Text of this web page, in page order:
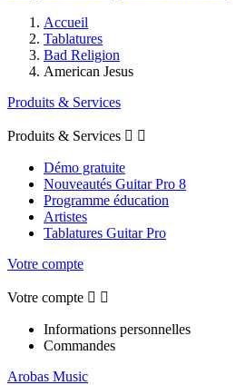
Accueil
Tablatures
Bad Religion
American Jesus
Produits & Services
Produits & Services  
Démo gratuite
Nouveautés Guitar Pro 8
Programme éducation
Artistes
Tablatures Guitar Pro
Votre compte
Votre compte  
Informations personnelles
Commandes
Arobas Music